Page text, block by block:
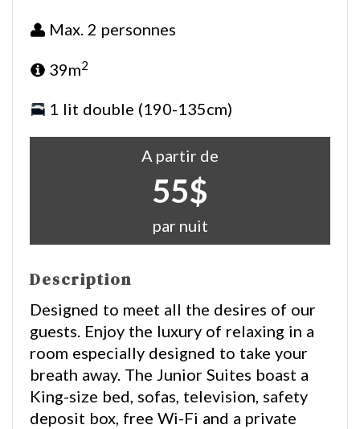
Max. 2 personnes
39m2
1 lit double (190-135cm)
A partir de
55$
par nuit
Description
Designed to meet all the desires of our
guests. Enjoy the luxury of relaxing in a
room especially designed to take your
breath away. The Junior Suites boast a
King-size bed, sofas, television, safety
deposit box, free Wi-Fi and a private